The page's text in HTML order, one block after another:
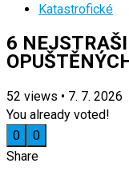
Katastrofické
6
52 views • 7. 7. 2026
You already voted!
0
0
Share